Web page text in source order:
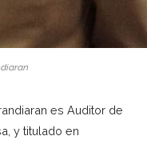
es Auditor de
y titulado en